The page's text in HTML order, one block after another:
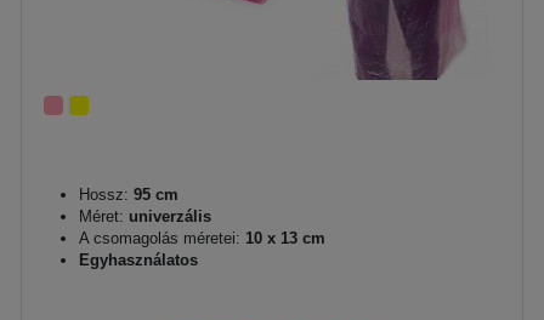
Hossz: 95 cm
Méret: univerzális
A csomagolás méretei: 10 x 13 cm
Egyhasználatos